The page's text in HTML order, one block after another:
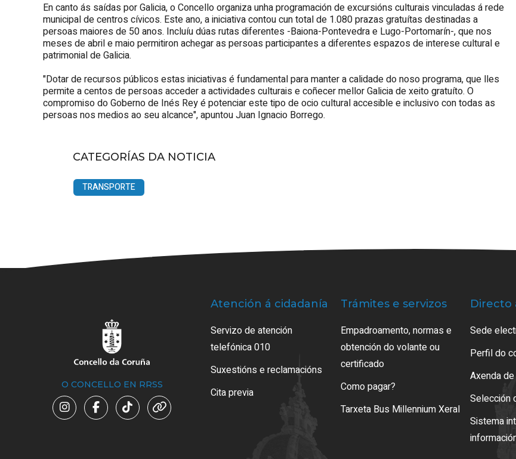
En canto ás saídas por Galicia, o Concello organiza unha programación de excursións culturais vinculadas á rede
municipal de centros cívicos. Este ano, a iniciativa contou cun total de 1.080 prazas gratuítas destinadas a
persoas maiores de 50 anos. Incluíu dúas rutas diferentes -Baiona-Pontevedra e Lugo-Portomarín-, que nos
meses de abril e maio permitiron achegar as persoas participantes a diferentes espazos de interese cultural e
patrimonial de Galicia.
"Dotar de recursos públicos estas iniciativas é fundamental para manter a calidade do noso programa, que lles
permite a centos de persoas acceder a actividades culturais e coñecer mellor Galicia de xeito gratuíto. O
compromiso do Goberno de Inés Rey é potenciar este tipo de ocio cultural accesible e inclusivo con todas as
persoas nos medios ao seu alcance", apuntou Juan Ignacio Borrego.
CATEGORÍAS DA NOTICIA
TRANSPORTE
O CONCELLO EN RRSS
Atención á cidadanía
Servizo de atención
telefónica 010
Suxestións e reclamacións
Cita previa
Trámites e servizos
Empadroamento, normas e
obtención do volante ou
certificado
Como pagar?
Tarxeta Bus Millennium Xeral
Directo
Sede
Perfil do
Axenda
Selección
Sistema